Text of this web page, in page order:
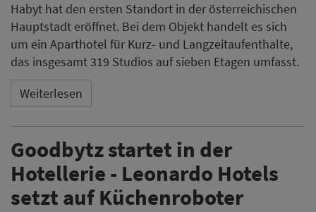
Habyt hat den ersten Standort in der österreichischen
Hauptstadt eröffnet. Bei dem Objekt handelt es sich
um ein Aparthotel für Kurz- und Langzeitaufenthalte,
das insgesamt 319 Studios auf sieben Etagen umfasst.
Weiterlesen
Goodbytz startet in der
Hotellerie - Leonardo Hotels
setzt auf Küchenroboter